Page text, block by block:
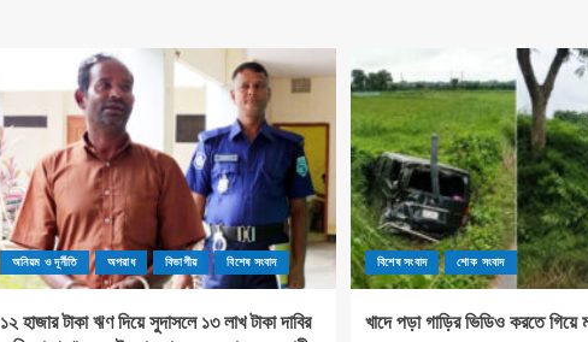
অনিয়ম ও দূর্নীতি অপরাধ বিভাগীয় বিশেষ সংবাদ
১২ হাজার টাকা ঋণ দিয়ে সুদাসলে ১৩ লাখ টাকা দাবির
বিশেষ সংবাদ শোক সংবাদ
খাদে পড়া গাড়ির ভিডিও করতে গিয়ে